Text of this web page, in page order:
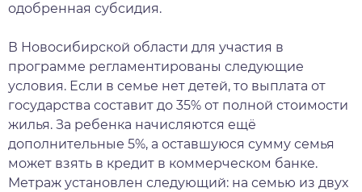
одобренная субсидия.
В Новосибирской области для участия в
программе регламентированы следующие
условия. Если в семье нет детей, то выплата от
государства составит до 35% от полной стоимости
жилья. За ребенка начисляются ещё
дополнительные 5%, а оставшуюся сумму семья
может взять в кредит в коммерческом банке.
Метраж установлен следующий: на семью из двух